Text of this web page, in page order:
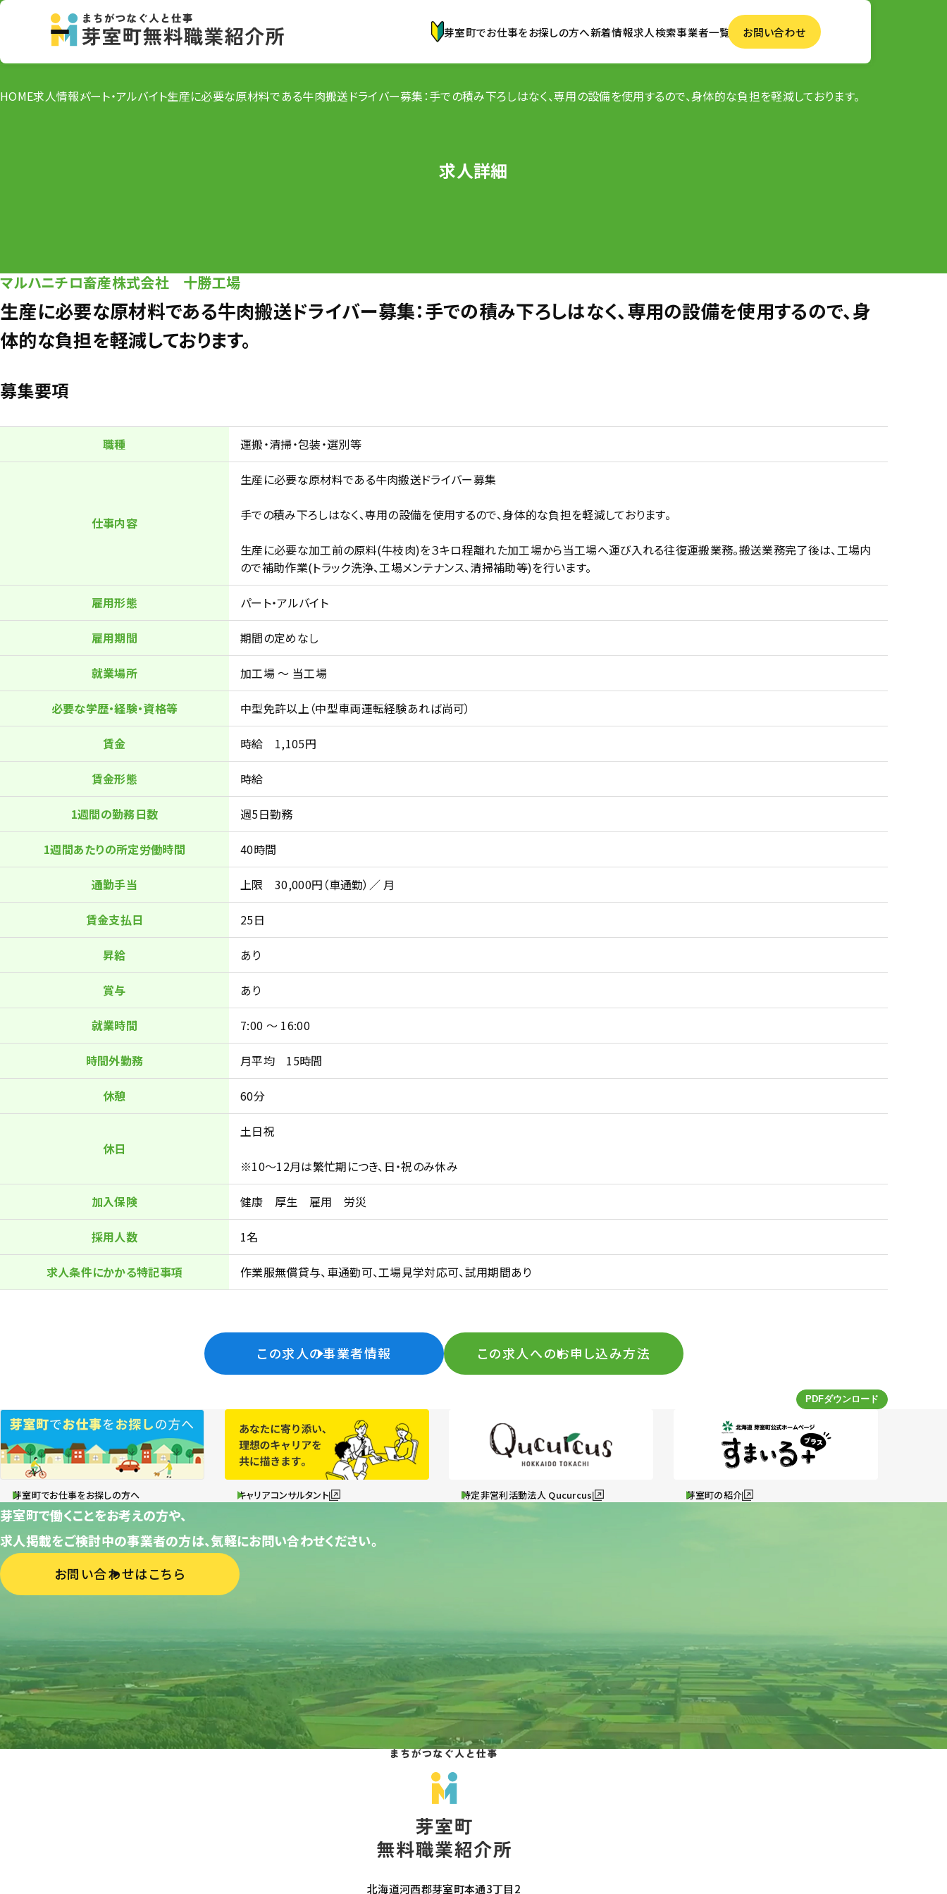
芽室町でお仕事をお探しの方へ新着情報求人検索事業者一覧 お問い合わせ
HOME求人情報パート・アルバイト生産に必要な原材料である牛肉搬送ドライバー募集：手での積み下ろしはなく、専用の設備を使用するので、身体的な負担を軽減しております。
求人詳細
マルハニチロ畜産株式会社 十勝工場
生産に必要な原材料である牛肉搬送ドライバー募集：手での積み下ろしはなく、専用の設備を使用するので、身
体的な負担を軽減しております。
募集要項
職種 運搬・清掃・包装・選別等
仕事内容
生産に必要な原材料である牛肉搬送ドライバー募集
手での積み下ろしはなく、専用の設備を使用するので、身体的な負担を軽減しております。
生産に必要な加工前の原料(牛枝肉)を３キロ程離れた加工場から当工場へ運び入れる往復運搬業務。搬送業務完了後は、工場内
ので補助作業(トラック洗浄、工場メンテナンス、清掃補助等)を行います。
雇用形態 パート・アルバイト
雇用期間 期間の定めなし
就業場所 加工場 ～ 当工場
必要な学歴・経験・資格等 中型免許以上（中型車両運転経験あれば尚可）
賃金 時給 1,105円
賃金形態 時給
1週間の勤務日数 週5日勤務
1週間あたりの所定労働時間 40時間
通勤手当 上限 30,000円（車通勤）／ 月
賃金支払日 25日
昇給 あり
賞与 あり
就業時間 7:00 ～ 16:00
時間外勤務 月平均 15時間
休憩 60分
休日
土日祝
※10～12月は繁忙期につき、日・祝のみ休み
加入保険 健康 厚生 雇用 労災
採用人数 1名
求人条件にかかる特記事項 作業服無償貸与、車通勤可、工場見学対応可、試用期間あり
この求人の事業者情報 この求人へのお申し込み方法
芽室町でお仕事をお探しの方へ キャリアコンサルタント 特定非営利活動法人 Qucurcus 芽室町の紹介
芽室町で働くことをお考えの方や、
求人掲載をご検討中の事業者の方は、気軽にお問い合わせください。
お問い合わせはこちら
北海道河西郡芽室町本通3丁目2